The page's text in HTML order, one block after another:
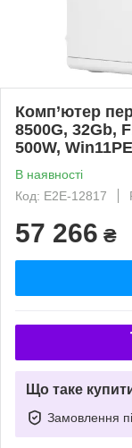
Комп’ютер
8500G, 32Gb,
500W, Win11PE
В наявності
Код: E2E-12817
57 266 ₴
Що таке
Замовлення